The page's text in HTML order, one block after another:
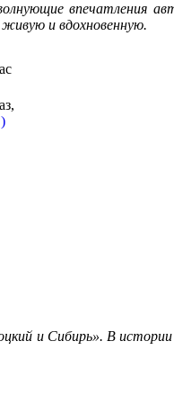
впечатления
и вдохновенную.
и Сибирь». В